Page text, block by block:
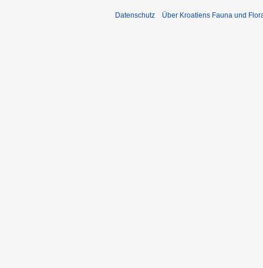
Datenschutz Über Kroatiens Fauna und